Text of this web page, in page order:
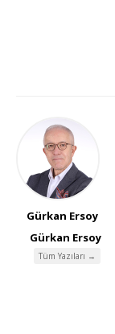
Gürkan Ersoy
Gürkan Ersoy
Tüm Yazıları →